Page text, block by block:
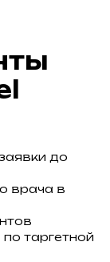
до
врача в
таргетной